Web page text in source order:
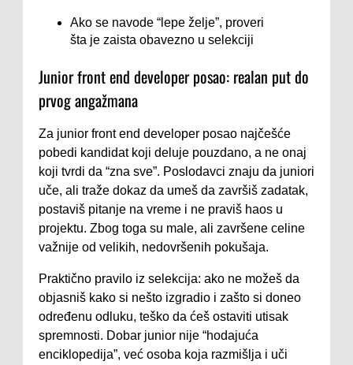
Ako se navode “lepe želje”, proveri
šta je zaista obavezno u selekciji
Junior front end developer posao: realan put do
prvog angažmana
Za junior front end developer posao najčešće
pobedi kandidat koji deluje pouzdano, a ne onaj
koji tvrdi da “zna sve”. Poslodavci znaju da juniori
uče, ali traže dokaz da umeš da završiš zadatak,
postaviš pitanje na vreme i ne praviš haos u
projektu. Zbog toga su male, ali završene celine
važnije od velikih, nedovršenih pokušaja.
Praktično pravilo iz selekcija: ako ne možeš da
objasniš kako si nešto izgradio i zašto si doneo
određenu odluku, teško da ćeš ostaviti utisak
spremnosti. Dobar junior nije “hodajuća
enciklopedija”, već osoba koja razmišlja i uči